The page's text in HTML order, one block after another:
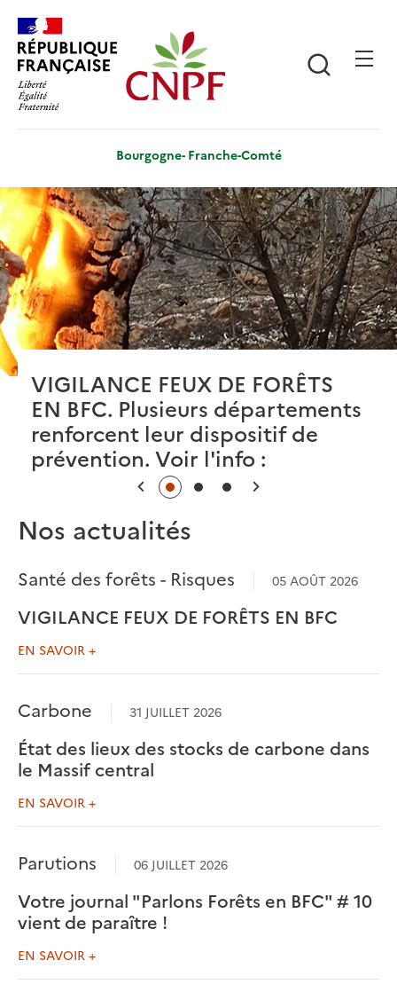
contenu
principal
Bourgogne- Franche-Comté
VIGILANCE FEUX DE FORÊTS
EN BFC. Plusieurs départements
renforcent leur dispositif de
prévention. Voir l'info :
Nos actualités
Santé des forêts - Risques 05 AOÛT 2026
VIGILANCE FEUX DE FORÊTS EN BFC
EN SAVOIR +
Carbone 31 JUILLET 2026
État des lieux des stocks de carbone dans
le Massif central
EN SAVOIR +
Parutions 06 JUILLET 2026
Votre journal "Parlons Forêts en BFC" # 10
vient de paraître !
EN SAVOIR +